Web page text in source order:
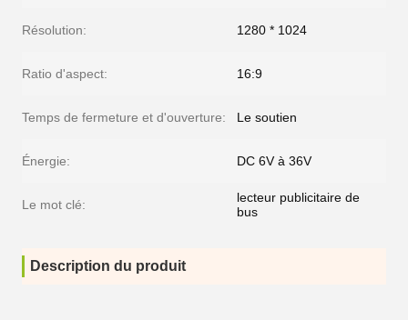
Résolution: 1280 * 1024
Ratio d'aspect: 16:9
Temps de fermeture et d'ouverture: Le soutien
Énergie: DC 6V à 36V
Le mot clé:
lecteur publicitaire de
bus
Description du produit